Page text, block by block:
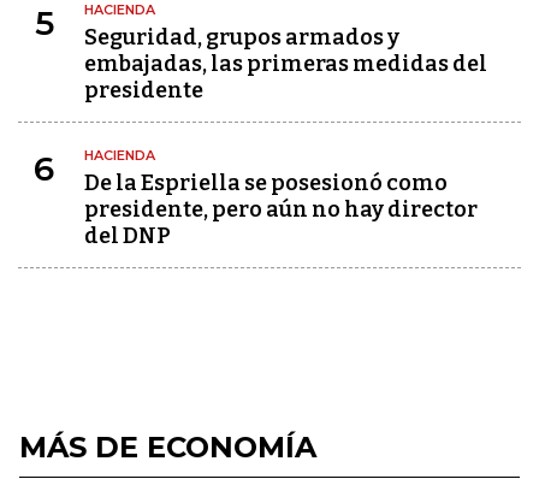
5 HACIENDA
Seguridad, grupos armados y
embajadas, las primeras medidas del
presidente
6 HACIENDA
De la Espriella se posesionó como
presidente, pero aún no hay director
del DNP
MÁS DE ECONOMÍA